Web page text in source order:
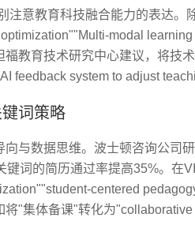
注意教育科技融合能力的表达。
modal
教育技术研究中心建议，将技
feedback system to adjust
词策略
向与数据思维。波士顿咨询公司
键词的简历通过率提高35%。在
centered
将"集体备课"转化为